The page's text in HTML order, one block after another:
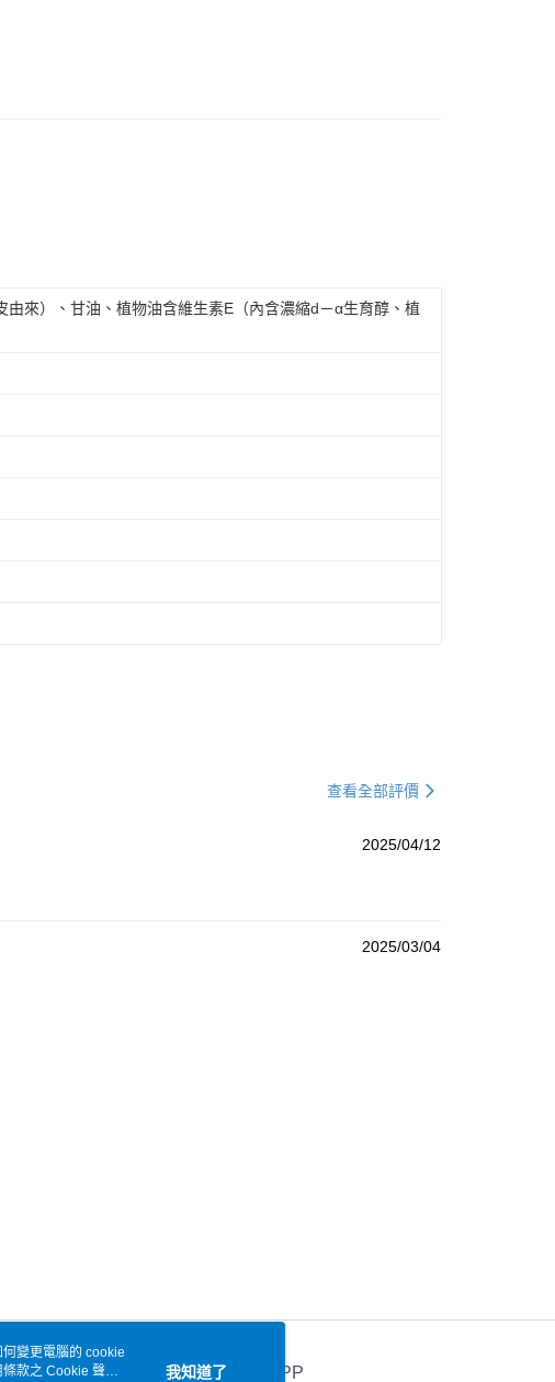
來）、甘油、植物油含維生素E（內含濃縮d－α生育醇、植
查看全部評價
2025/04/12
2025/03/04
官方APP
變更電腦的 cookie
款之 Cookie 聲明 我知道了